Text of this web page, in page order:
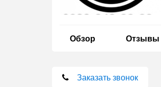
Обзор Отзывы
Заказать звонок